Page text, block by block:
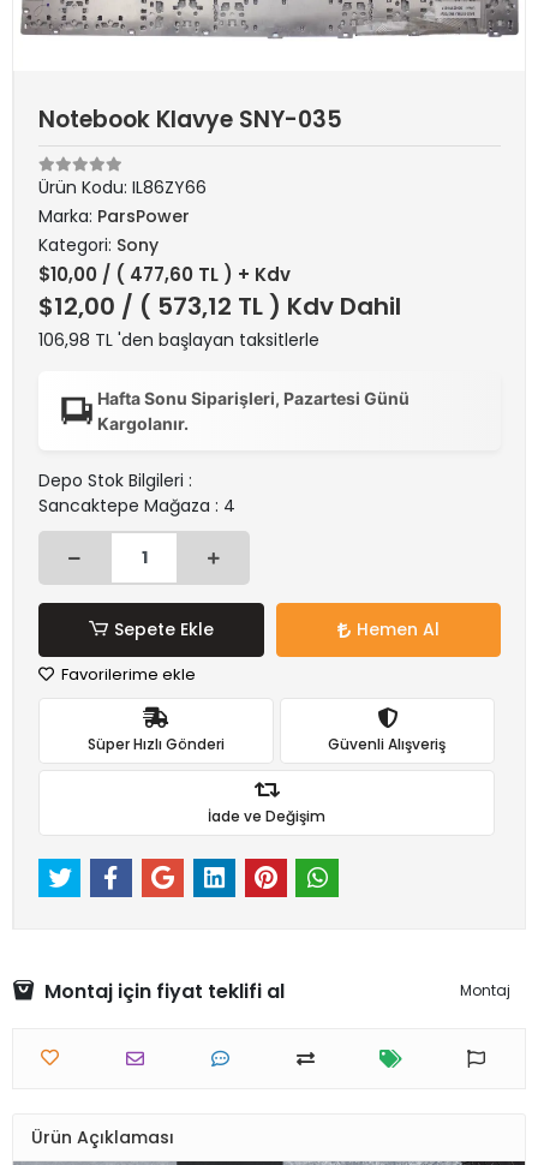
Notebook Klavye SNY-035
Ürün Kodu: IL86ZY66
Marka: ParsPower
Kategori: Sony
$10,00 / ( 477,60 TL ) + Kdv
$12,00 / ( 573,12 TL ) Kdv Dahil
106,98 TL 'den başlayan taksitlerle
Hafta Sonu Siparişleri, Pazartesi Günü
Kargolanır.
Depo Stok Bilgileri :
Sancaktepe Mağaza : 4
Sepete Ekle Hemen Al
Favorilerime ekle
Süper Hızlı Gönderi Güvenli Alışveriş
İade ve Değişim
Montaj için fiyat teklifi al Montaj
Ürün Açıklaması